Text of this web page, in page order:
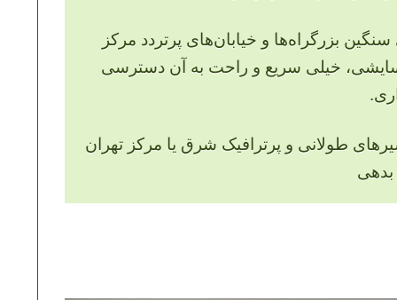
بزرگراه‌ها و خیابان‌های پرتردد مرکز
خیلی سریع و راحت به آن دسترسی
طولانی و پرترافیک شرق یا مرکز تهران
بدهی